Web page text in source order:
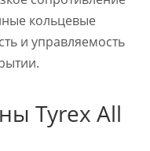
кольцевые
и управляемость
Tyrex All